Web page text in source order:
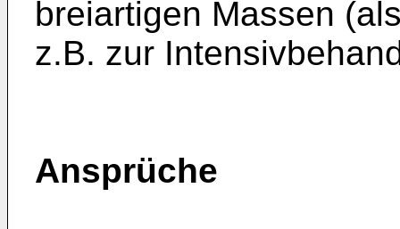
breiartigen Massen
z.B. zur
Ansprüche